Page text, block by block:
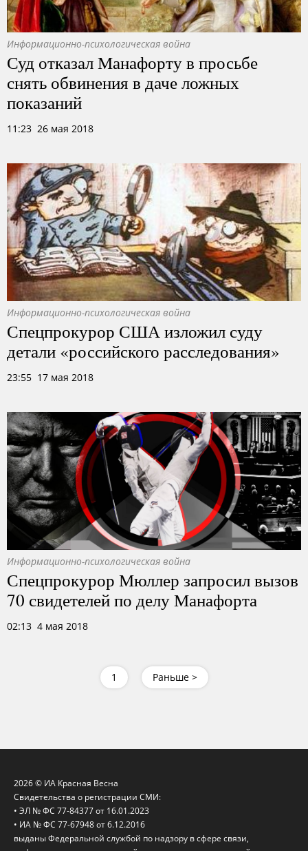
Информационно-психологическая война
Суд отказал Манафорту в просьбе
снять обвинения в даче ложных
показаний
11:23 26 мая 2018
Информационно-психологическая война
Спецпрокурор США изложил суду
детали «российского расследования»
23:55 17 мая 2018
Информационно-психологическая война
Спецпрокурор Мюллер запросил вызов
70 свидетелей по делу Манафорта
02:13 4 мая 2018
1 Раньше >
2026 © ИА Красная Весна
Свидетельства о регистрации СМИ:
• ЭЛ № ФС 77-84377 от 16.01.2023
• ИА № ФС 77-67948 от 6.12.2016
выданы Федеральной службой по надзору в сфере связи,